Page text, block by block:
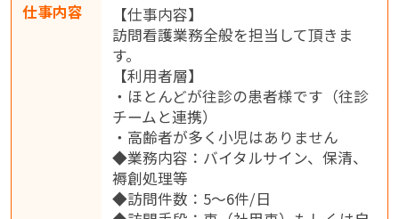
仕事内容
【仕事内容】
訪問看護業務全般を担当して頂きま
す。
【利用者層】
・ほとんどが往診の患者様です（往診
チームと連携）
・高齢者が多く小児はありません
◆業務内容：バイタルサイン、保清、
褥創処理等
◆訪問件数：5～6件/日